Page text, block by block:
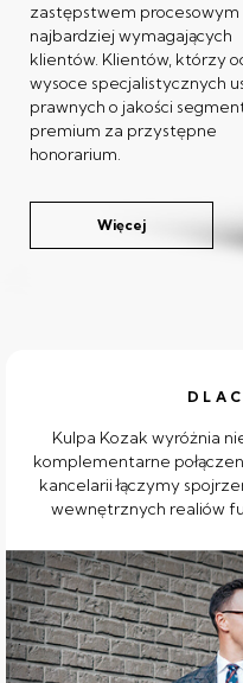
zastępstwem procesowym
najbardziej wymagających
klientów. Klientów, którzy
wysoce specjalistycznych
prawnych o jakości
premium za przystępne
honorarium.
Więcej
Kulpa Kozak wyróżnia
komplementarne
kancelarii łączymy
wewnętrznych realiów